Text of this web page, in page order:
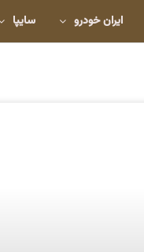
ایران خودرو سایپا